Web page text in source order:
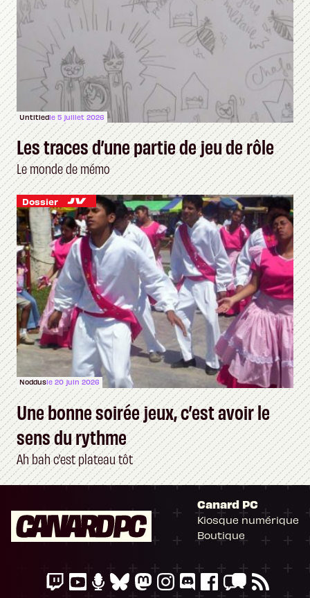
Untitledle 5 juillet 2026
Les traces d’une partie de jeu de rôle
Le monde de mémo
Dossier
Noddusle 20 juin 2026
Une bonne soirée jeux, c’est avoir le
sens du rythme
Ah bah c’est plateau tôt
Canard PC
Kiosque numérique
Boutique